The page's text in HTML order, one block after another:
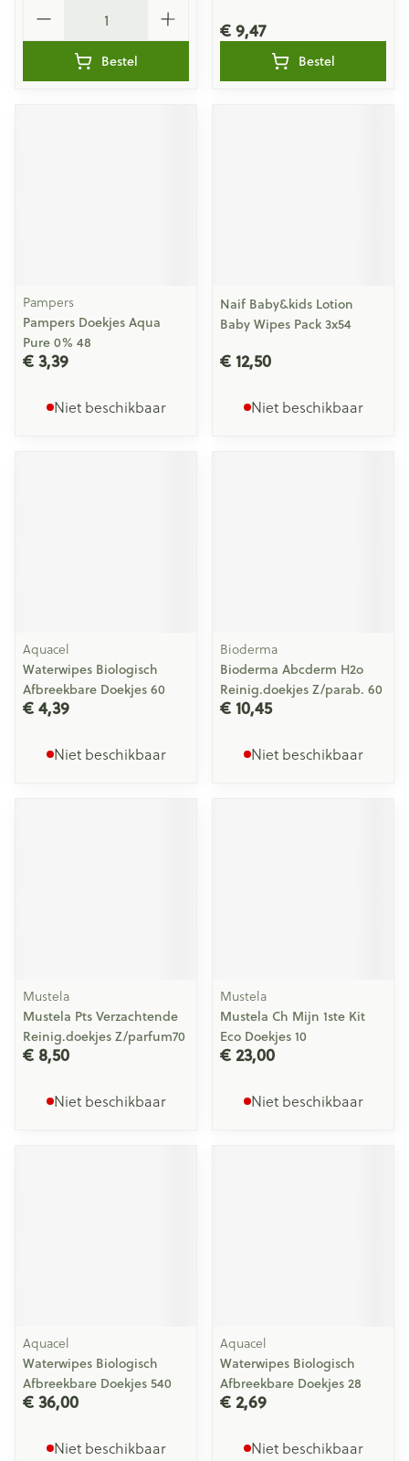
Bestel
€ 9,47
Bestel
Pampers
Pampers Doekjes Aqua
Pure 0% 48
€ 3,39
Niet beschikbaar
Naif Baby&kids Lotion
Baby Wipes Pack 3x54
€ 12,50
Niet beschikbaar
Aquacel
Waterwipes Biologisch
Afbreekbare Doekjes 60
€ 4,39
Niet beschikbaar
Bioderma
Bioderma Abcderm H2o
Reinig.doekjes Z/parab. 60
€ 10,45
Niet beschikbaar
Mustela
Mustela Pts Verzachtende
Reinig.doekjes Z/parfum70
€ 8,50
Niet beschikbaar
Mustela
Mustela Ch Mijn 1ste Kit
Eco Doekjes 10
€ 23,00
Niet beschikbaar
Aquacel
Waterwipes Biologisch
Afbreekbare Doekjes 540
€ 36,00
Niet beschikbaar
Aquacel
Waterwipes Biologisch
Afbreekbare Doekjes 28
€ 2,69
Niet beschikbaar